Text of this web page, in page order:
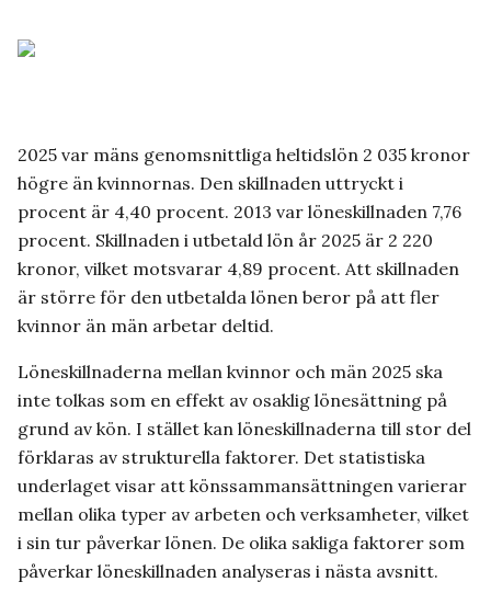
2025 var mäns genomsnittliga heltidslön 2 035 kronor
högre än kvinnornas. Den skillnaden uttryckt i
procent är 4,40 procent. 2013 var löneskillnaden 7,76
procent. Skillnaden i utbetald lön år 2025 är 2 220
kronor, vilket motsvarar 4,89 procent. Att skillnaden
är större för den utbetalda lönen beror på att fler
kvinnor än män arbetar deltid.
Löneskillnaderna mellan kvinnor och män 2025 ska
inte tolkas som en effekt av osaklig lönesättning på
grund av kön. I stället kan löneskillnaderna till stor del
förklaras av strukturella faktorer. Det statistiska
underlaget visar att könssammansättningen varierar
mellan olika typer av arbeten och verksamheter, vilket
i sin tur påverkar lönen. De olika sakliga faktorer som
påverkar löneskillnaden analyseras i nästa avsnitt.